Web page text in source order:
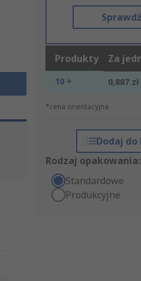
Produkty Za
10 + 0,887 zł
*cena orientacyjna
Dodaj
Rodzaj opakowania:
Standardowe
Produkcyjne